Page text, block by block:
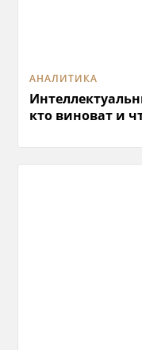
АНАЛИТИКА
кто виноват и